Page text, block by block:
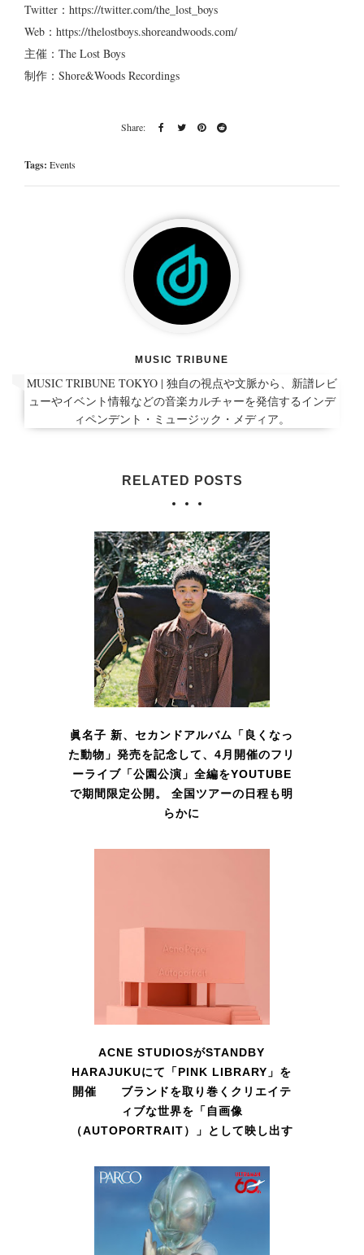
Twitter：https://twitter.com/the_lost_boys
Web：https://thelostboys.shoreandwoods.com/
主催：The Lost Boys
制作：Shore&Woods Recordings
Tags: Events
MUSIC TRIBUNE
MUSIC TRIBUNE TOKYO | 独自の視点や文脈から、新譜レビ
ューやイベント情報などの音楽カルチャーを発信するインデ
ィペンデント・ミュージック・メディア。
RELATED POSTS
眞名子 新、セカンドアルバム「良くなっ
た動物」発売を記念して、4月開催のフリ
ーライブ「公園公演」全編をYOUTUBE
で期間限定公開。 全国ツアーの日程も明
らかに
ACNE STUDIOSがSTANDBY
HARAJUKUにて「PINK LIBRARY」を
開催 ブランドを取り巻くクリエイテ
ィブな世界を「自画像
（AUTOPORTRAIT）」として映し出す